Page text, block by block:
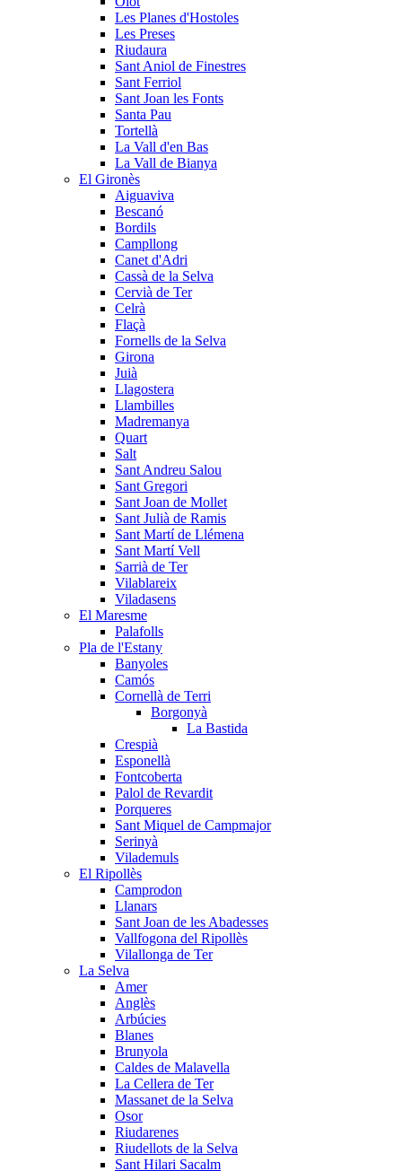
Les Planes d'Hostoles
Les Preses
Riudaura
Sant Aniol de Finestres
Sant Ferriol
Sant Joan les Fonts
Santa Pau
Tortellà
La Vall d'en Bas
La Vall de Bianya
El Gironès
Aiguaviva
Bescanó
Bordils
Campllong
Canet d'Adri
Cassà de la Selva
Cervià de Ter
Celrà
Flaçà
Fornells de la Selva
Girona
Juià
Llagostera
Llambilles
Madremanya
Quart
Salt
Sant Andreu Salou
Sant Gregori
Sant Joan de Mollet
Sant Julià de Ramis
Sant Martí de Llémena
Sant Martí Vell
Sarrià de Ter
Vilablareix
Viladasens
El Maresme
Palafolls
Pla de l'Estany
Banyoles
Camós
Cornellà de Terri
Borgonyà
La Bastida
Crespià
Esponellà
Fontcoberta
Palol de Revardit
Porqueres
Sant Miquel de Campmajor
Serinyà
Vilademuls
El Ripollès
Camprodon
Llanars
Sant Joan de les Abadesses
Vallfogona del Ripollès
Vilallonga de Ter
La Selva
Amer
Anglès
Arbúcies
Blanes
Brunyola
Caldes de Malavella
La Cellera de Ter
Massanet de la Selva
Osor
Riudarenes
Riudellots de la Selva
Sant Hilari Sacalm